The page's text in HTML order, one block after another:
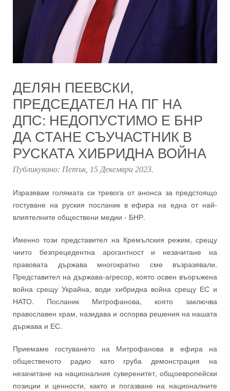
ДЕЛЯН ПЕЕВСКИ,
ПРЕДСЕДАТЕЛ НА ПГ НА
ДПС: НЕДОПУСТИМО Е БНР
ДА СТАНЕ СЪУЧАСТНИК В
РУСКАТА ХИБРИДНА ВОЙНА
Публикувано: Петък, 15 Декември 2023.
Изразявам голямата си тревога от анонса за предстоящо
гостуване на руския посланик в ефира на една от най-
влиятелните обществени медии - БНР.
Именно този представител на Кремълския режим, срещу
чиито безпрецедентна арогантност и незачитане на
правовата държава многократно сме възразявали.
Представител на държава-агресор, която освен въоръжена
война срещу Украйна, води хибридна война срещу ЕС и
НАТО. Посланик Митрофанова, която заключва
православен храм, назидава и оспорва решения на нашата
държава и ЕС.
Приемаме гостуването на Митрофанова в ефира на
общественото радио като груба демонстрация на
незачитане на националния суверенитет, общоевропейски
позиции и ценности, както и погазване на националните